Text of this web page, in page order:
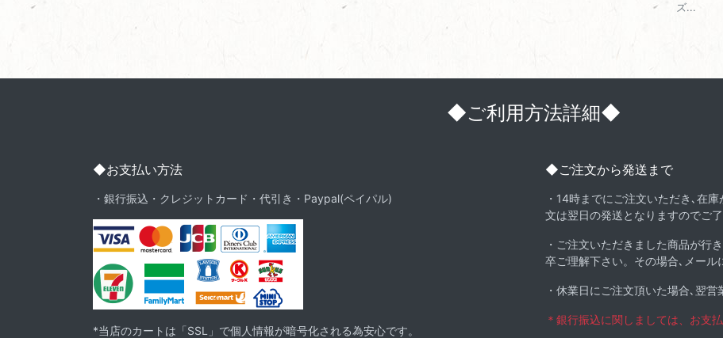
ズ...
◆ご利用方法詳細◆
◆お支払い方法
・銀行振込・クレジットカード・代引き・Paypal(ペイパル)
*当店のカートは「SSL」で個人情報が暗号化される為安心です。
◆ご注文から発送まで
・14時までにご注文いただき､在
文は翌日の発送となりますのでご了
・ご注文いただきました商品が行
卒ご理解下さい。その場合､メール
・休業日にご注文頂いた場合､翌営
＊銀行振込に関しましては、お支